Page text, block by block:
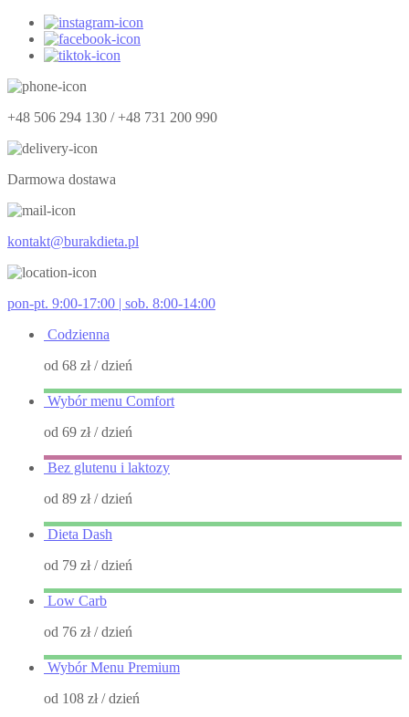
+48 506 294 130 / +48 731 200 990
Darmowa dostawa
kontakt@burakdieta.pl
pon-pt. 9:00-17:00 | sob. 8:00-14:00
Codzienna
od 68 zł/ dzień
Wybór menu Comfort
od 69 zł/ dzień
Bez glutenu i laktozy
od 89 zł/ dzień
Dieta Dash
od 79 zł/ dzień
Low Carb
od 76 zł/ dzień
Wybór Menu Premium
od 108 zł/ dzień